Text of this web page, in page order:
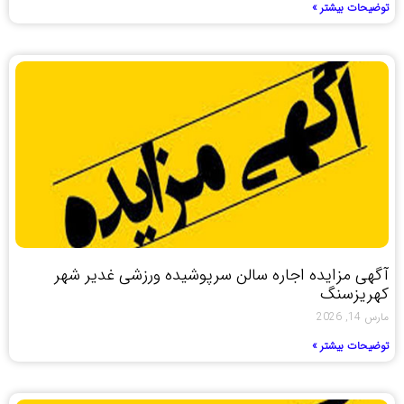
توضیحات بیشتر »
آگهی مزایده اجاره سالن سرپوشیده ورزشی غدیر شهر
کهریزسنگ
مارس 14, 2026
توضیحات بیشتر »